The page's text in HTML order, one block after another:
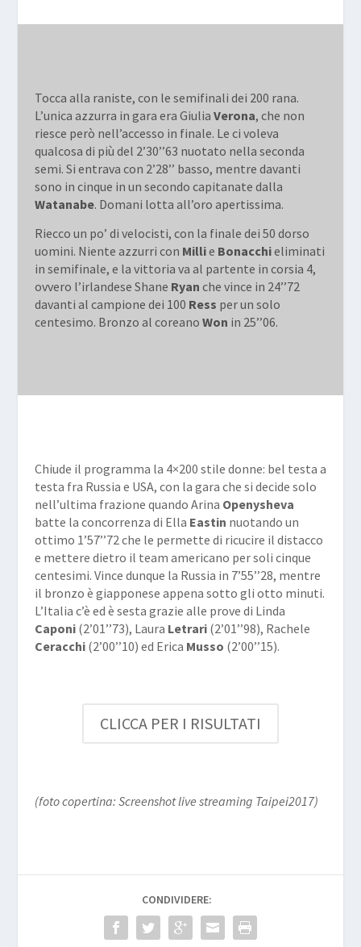
Tocca alla raniste, con le semifinali dei 200 rana.
L’unica azzurra in gara era Giulia Verona, che non
riesce però nell’accesso in finale. Le ci voleva
qualcosa di più del 2’30’’63 nuotato nella seconda
semi. Si entrava con 2’28’’ basso, mentre davanti
sono in cinque in un secondo capitanate dalla
Watanabe. Domani lotta all’oro apertissima.
Riecco un po’ di velocisti, con la finale dei 50 dorso
uomini. Niente azzurri con Millie Bonacchieliminati
in semifinale, e la vittoria va al partente in corsia 4,
ovvero l’irlandese Shane Ryan che vince in 24’’72
davanti al campione dei 100 Ress per un solo
centesimo. Bronzo al coreano Won in 25’’06.
Chiude il programma la 4×200 stile donne: bel testa a
testa fra Russia e USA, con la gara che si decide solo
nell’ultima frazione quando Arina Openysheva
batte la concorrenza di Ella Eastin nuotando un
ottimo 1’57’’72 che le permette di ricucire il distacco
e mettere dietro il team americano per soli cinque
centesimi. Vince dunque la Russia in 7’55’’28, mentre
il bronzo è giapponese appena sotto gli otto minuti.
L’Italia c’è ed è sesta grazie alle prove di Linda
Caponi(2’01’’73), Laura Letrari(2’01’’98), Rachele
Ceracchi (2’00’’10) ed Erica Musso (2’00’’15).
CLICCA PER I RISULTATI
(foto copertina: Screenshot live streaming Taipei2017)
CONDIVIDERE: